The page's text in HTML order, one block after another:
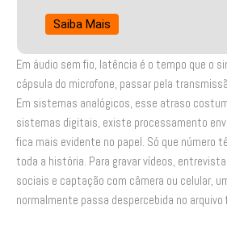
Saiba Mais
Em áudio sem fio, latência é o tempo que o
cápsula do microfone, passar pela
Em sistemas analógicos, esse atraso
sistemas digitais, existe processamento
fica mais evidente no papel. Só que número
toda a história. Para gravar vídeos,
sociais e captação com câmera ou celular,
normalmente passa despercebida no arquivo